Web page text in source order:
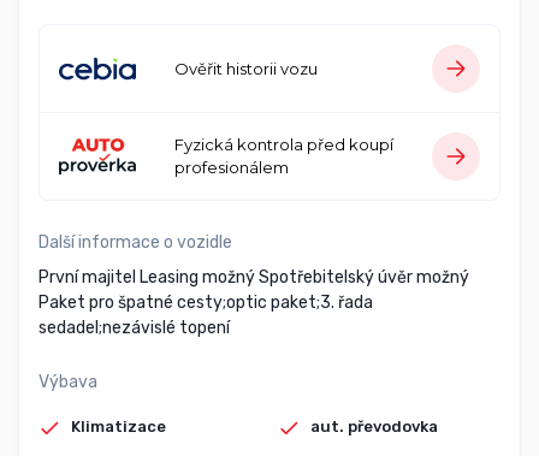
Ověřit historii vozu
Fyzická kontrola před koupí
profesionálem
Další informace o vozidle
První majitel Leasing možný Spotřebitelský úvěr možný
Paket pro špatné cesty;optic paket;3. řada
sedadel;nezávislé topení
Výbava
Klimatizace aut. převodovka